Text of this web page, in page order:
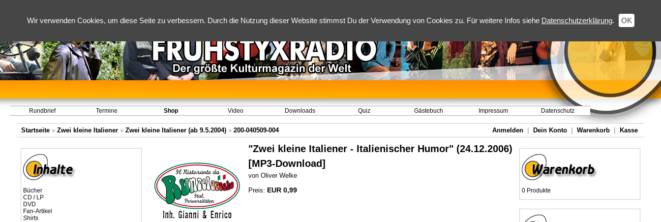
Wir verwenden Cookies, um diese Seite zu verbessern. Durch die Nutzung dieser Website stimmst Du der Verwendung von Cookies zu. Für weitere Infos siehe Datenschutzerklärung. OK
Rundbrief Termine Shop Video Downloads Quiz Gästebuch Impressum Datenschutz
Startseite » Zwei kleine Italiener » Zwei kleine Italiener (ab 9.5.2004) » 200-040509-004 Anmelden Dein Konto Warenkorb Kasse
Bücher
CD / LP
DVD
Fan-Artikel
Shirts
"Zwei kleine Italiener - Italienischer Humor" (24.12.2006)
[MP3-Download]
von Oliver Welke
Preis: EUR 0,99 0 Produkte